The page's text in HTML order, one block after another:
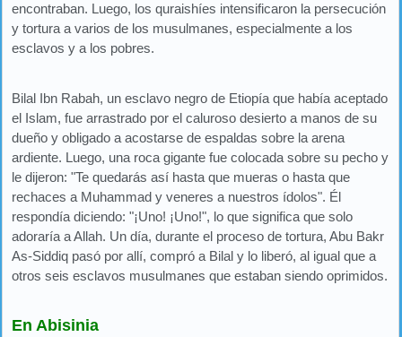
encontraban. Luego, los quraishíes intensificaron la persecución
y tortura a varios de los musulmanes, especialmente a los
esclavos y a los pobres.
Bilal Ibn Rabah, un esclavo negro de Etiopía que había aceptado
el Islam, fue arrastrado por el caluroso desierto a manos de su
dueño y obligado a acostarse de espaldas sobre la arena
ardiente. Luego, una roca gigante fue colocada sobre su pecho y
le dijeron: "Te quedarás así hasta que mueras o hasta que
rechaces a Muhammad y veneres a nuestros ídolos". Él
respondía diciendo: "¡Uno! ¡Uno!", lo que significa que solo
adoraría a Allah. Un día, durante el proceso de tortura, Abu Bakr
As-Siddiq pasó por allí, compró a Bilal y lo liberó, al igual que a
otros seis esclavos musulmanes que estaban siendo oprimidos.
En Abisinia